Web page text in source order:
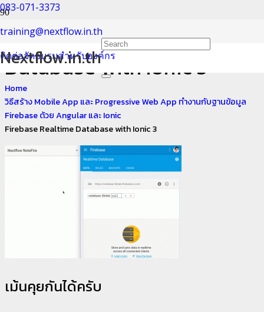
083-071-3373
training@nextflow.in.th
ติดต่อจัดอบรมสำหรับองค์กร
Nextflow.in.th
Firebase Realtime
Database with Ionic 3
Home
วิธีสร้าง Mobile App และ Progressive Web App ทำงานกับฐานข้อมูล
Firebase ด้วย Angular และ Ionic
Firebase Realtime Database with Ionic 3
เม้นคุยกันได้ครับ